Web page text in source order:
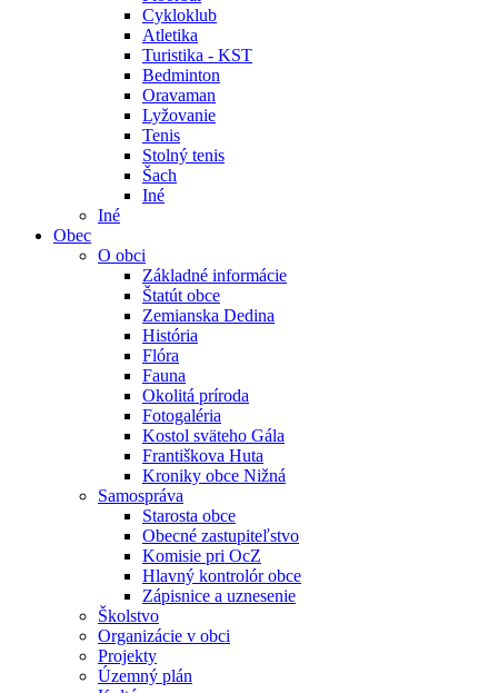
Cykloklub
Atletika
Turistika - KST
Bedminton
Oravaman
Lyžovanie
Tenis
Stolný tenis
Šach
Iné
Iné
Obec
O obci
Základné informácie
Štatút obce
Zemianska Dedina
História
Flóra
Fauna
Okolitá príroda
Fotogaléria
Kostol sväteho Gála
Františkova Huta
Kroniky obce Nižná
Samospráva
Starosta obce
Obecné zastupiteľstvo
Komisie pri OcZ
Hlavný kontrolór obce
Zápisnice a uznesenie
Školstvo
Organizácie v obci
Projekty
Územný plán